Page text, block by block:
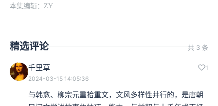
本集编辑：ZY
精选评论 共 3 条
千里草 1
2024-03-15 14:05:36
与韩愈、柳宗元重拾重文，文风多样性并行的，是唐朝